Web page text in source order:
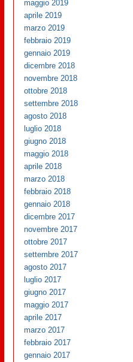
maggio 2019
aprile 2019
marzo 2019
febbraio 2019
gennaio 2019
dicembre 2018
novembre 2018
ottobre 2018
settembre 2018
agosto 2018
luglio 2018
giugno 2018
maggio 2018
aprile 2018
marzo 2018
febbraio 2018
gennaio 2018
dicembre 2017
novembre 2017
ottobre 2017
settembre 2017
agosto 2017
luglio 2017
giugno 2017
maggio 2017
aprile 2017
marzo 2017
febbraio 2017
gennaio 2017